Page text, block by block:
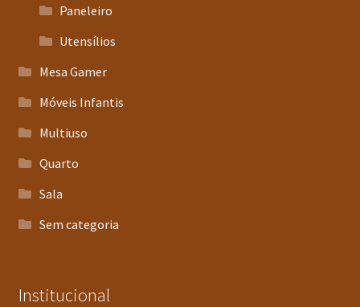
Paneleiro
Utensílios
Mesa Gamer
Móveis Infantis
Multiuso
Quarto
Sala
Sem categoria
Institucional